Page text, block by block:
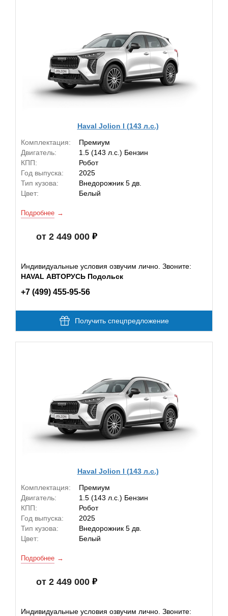
Haval Jolion I (143 л.с.)
Комплектация:
Премиум
Двигатель:
1.5 (143 л.с.) Бензин
КПП:
Робот
Год выпуска:
2025
Тип кузова:
Внедорожник 5 дв.
Цвет:
Белый
Подробнее
от 2 449 000
Индивидуальные условия озвучим лично. Звоните:
HAVAL АВТОРУСЬ Подольск
+7 (499) 455-95-56
Получить спецпредложение
Haval Jolion I (143 л.с.)
Комплектация:
Премиум
Двигатель:
1.5 (143 л.с.) Бензин
КПП:
Робот
Год выпуска:
2025
Тип кузова:
Внедорожник 5 дв.
Цвет:
Белый
Подробнее
от 2 449 000
Индивидуальные условия озвучим лично. Звоните: